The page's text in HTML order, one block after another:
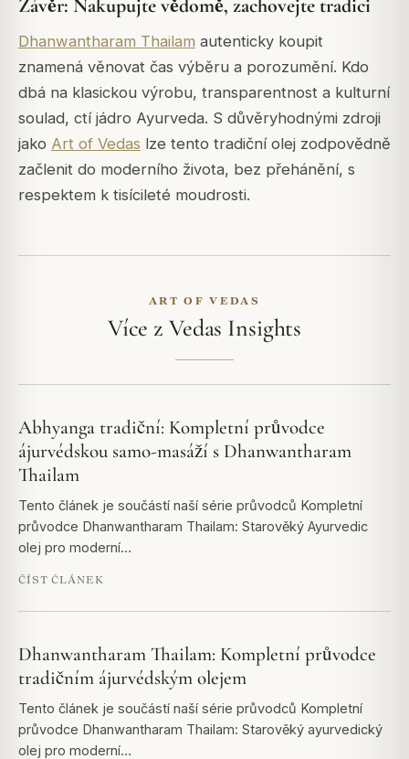
Závěr: Nakupujte vědomě, zachovejte tradici
Dhanwantharam Thailam autenticky koupit
znamená věnovat čas výběru a porozumění. Kdo
dbá na klasickou výrobu, transparentnost a kulturní
soulad, ctí jádro Ayurveda. S důvěryhodnými zdroji
jako Art of Vedas lze tento tradiční olej zodpovědně
začlenit do moderního života, bez přehánění, s
respektem k tisícileté moudrosti.
ART OF VEDAS
Více z Vedas Insights
Abhyanga tradiční: Kompletní průvodce
ájurvédskou samo-masáží s Dhanwantharam
Thailam
Tento článek je součástí naší série průvodců Kompletní
průvodce Dhanwantharam Thailam: Starověký Ayurvedic
olej pro moderní…
ČÍST ČLÁNEK
Dhanwantharam Thailam: Kompletní průvodce
tradičním ájurvédským olejem
Tento článek je součástí naší série průvodců Kompletní
průvodce Dhanwantharam Thailam: Starověký ayurvedický
olej pro moderní…